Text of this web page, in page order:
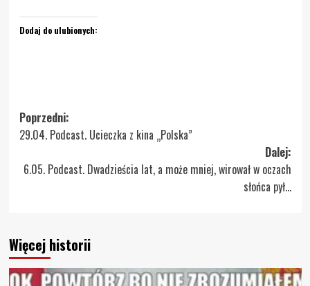
Dodaj do ulubionych:
Zobacz
wpisy
Poprzedni:
29.04. Podcast. Ucieczka z kina „Polska”
Dalej:
6.05. Podcast. Dwadzieścia lat, a może mniej, wirował w oczach
słońca pył…
Więcej historii